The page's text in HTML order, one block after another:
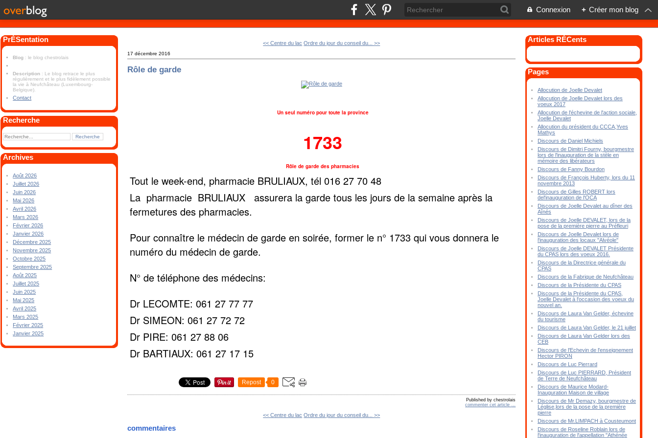
Connexion + Créer mon blog
PrÉSentation
Blog : le blog chestrolais
Description : Le blog retrace le plus
régulièrement et le plus fidèlement possible
la vie à Neufchâteau (Luxembourg-
Belgique).
Contact
Recherche
Archives
Août 2026
Juillet 2026
Juin 2026
Mai 2026
Avril 2026
Mars 2026
Février 2026
Janvier 2026
Décembre 2025
Novembre 2025
Octobre 2025
Septembre 2025
Août 2025
Juillet 2025
Juin 2025
Mai 2025
Avril 2025
Mars 2025
Février 2025
Janvier 2025
<< Centre du lac Ordre du jour du conseil du... >>
17 décembre 2016
Rôle de garde
Un seul numéro pour toute la province
1733
Rôle de garde des pharmacies
Tout le week-end, pharmacie BRULIAUX, tél 016 27 70 48
La pharmacie BRULIAUX assurera la garde tous les jours de la semaine après la
fermetures des pharmacies.
Pour connaître le médecin de garde en soirée, former le n° 1733 qui vous donnera le
numéro du médecin de garde.
N° de téléphone des médecins:
Dr LECOMTE: 061 27 77 77
Dr SIMEON: 061 27 72 72
Dr PIRE: 061 27 88 06
Dr BARTIAUX: 061 27 17 15
Repost 0
Published by chestrolais
commenter cet article
<< Centre du lac Ordre du jour du conseil du... >>
commentaires
Articles RÉCents
Pages
Allocution de Joelle Devalet
Allocution de Joelle Devalet lors des
voeux 2017
Allocution de l'échevine de l'action sociale,
Joelle Devalet
Allocution du président du CCCA,Yves
Mathys
Discours de Daniel Michiels
Discours de Dimitri Fourny, bourgmestre
lors de l'inauguration de la stèle en
mémoire des libérateurs
Discours de Fanny Bourdon
Discours de François Huberty, lors du 11
novembre 2013
Discours de Gilles ROBERT lors
del'inauguration de l'OCA
Discours de Joelle Devalet au dîner des
Aînés
Discours de Joelle DEVALET, lors de la
pose de la première pierre au Préfleuri
Discours de Joelle Devalet lors de
l'inauguration des locaux "Alvéole"
Discours de Joelle DEVALET Présidente
du CPAS lors des voeux 2016.
Discours de la Directrice générale du
CPAS
Discours de la Fabrique de Neufchâteau
Discours de la Présidente du CPAS
Discours de la Présidente du CPAS,
Joelle Devalet à l'occasion des voeux du
nouvel an.
Discours de Laura Van Gelder, échevine
du tourisme
Discours de Laura Van Gelder, le 21 juillet
Discours de Laura Van Gelder lors des
CEB
Discours de l'Echevin de l'enseignement
Hector PIRON
Discours de Luc Pierrard
Discours de Luc PIERRARD, Président
de Terre de Neufchâteau
Discours de Maurice Modard-
Inauguration Maison de village
Discours de Mr Demazy, bourgmestre de
Léglise,lors de la pose de la première
pierre
Discours de Mr.LIMPACH à Cousteumont
Discours de Roseline Roblain lors de
l'inauguration de l'appellation "Athénée